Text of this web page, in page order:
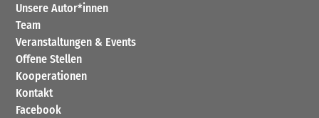
Unsere Autor*innen
Team
Veranstaltungen & Events
Offene Stellen
Kooperationen
Kontakt
Facebook